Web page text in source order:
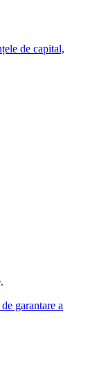
de capital,
garantare a